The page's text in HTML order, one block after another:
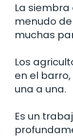
La siembra
menudo
muchas
Los
en el
una a una.
Es un